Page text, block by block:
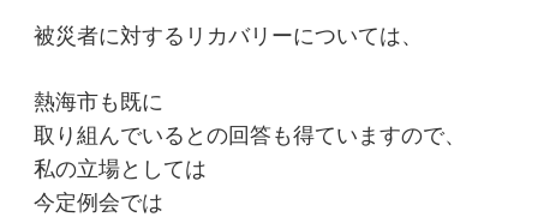
被災者に対するリカバリーについては、
熱海市も既に
取り組んでいるとの回答も得ていますので、
私の立場としては
今定例会では